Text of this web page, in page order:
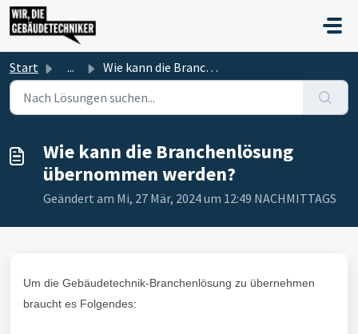
Zum hauptsächlichen Inhalt gehen
Start ... Wie kann die Branchenlösung übernommen werden?
Wie kann die Branchenlösung
übernommen werden?
Geändert am Mi, 27 Mär, 2024 um 12:49 NACHMITTAGS
Um die Gebäudetechnik-Branchenlösung zu übernehmen
braucht es Folgendes: